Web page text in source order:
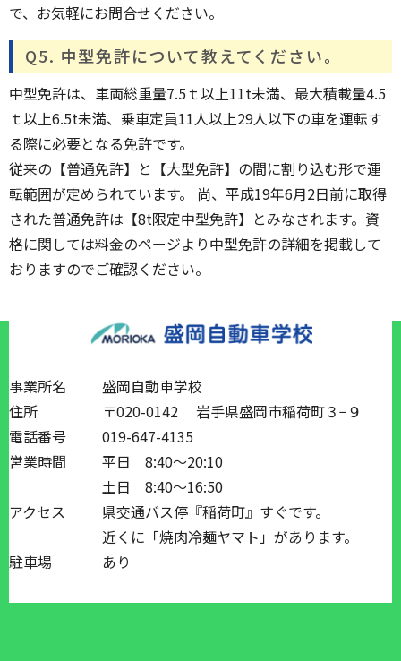
で、お気軽にお問合せください。
Q5. 中型免許について教えてください。
中型免許は、車両総重量7.5ｔ以上11t未満、最大積載量4.5
ｔ以上6.5t未満、乗車定員11人以上29人以下の車を運転す
る際に必要となる免許です。
従来の【普通免許】と【大型免許】の間に割り込む形で運
転範囲が定められています。 尚、平成19年6月2日前に取得
された普通免許は【8t限定中型免許】とみなされます。資
格に関しては料金のページより中型免許の詳細を掲載して
おりますのでご確認ください。
事業所名
盛岡自動車学校
住所
〒020-0142 岩手県盛岡市稲荷町３−９
電話番号
019-647-4135
営業時間
平日 8:40～20:10
土日 8:40～16:50
アクセス
県交通バス停『稲荷町』すぐです。
近くに「焼肉冷麺ヤマト」があります。
駐車場
あり